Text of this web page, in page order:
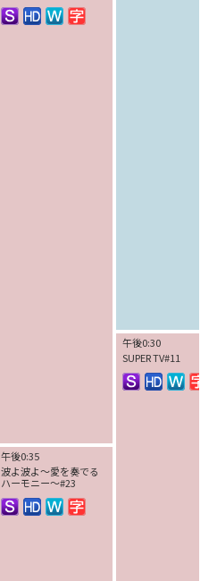
午後0:30
SUPER TV#11
午後0:35
波よ波よ～愛を奏でる
ハーモニー～#23